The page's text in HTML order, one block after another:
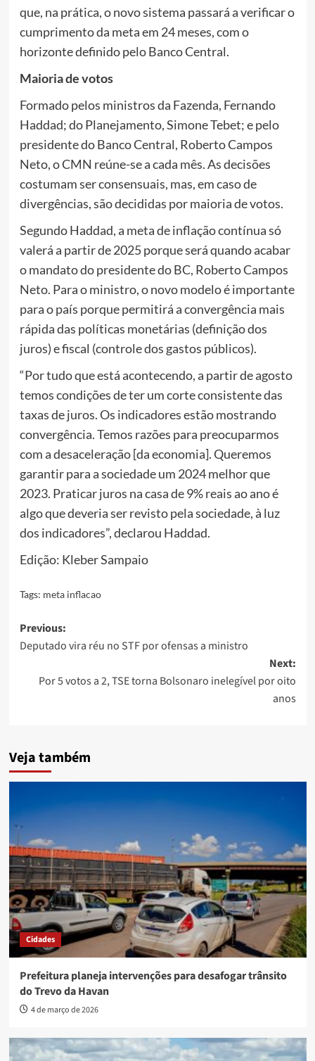
que, na prática, o novo sistema passará a verificar o
cumprimento da meta em 24 meses, com o
horizonte definido pelo Banco Central.
Maioria de votos
Formado pelos ministros da Fazenda, Fernando
Haddad; do Planejamento, Simone Tebet; e pelo
presidente do Banco Central, Roberto Campos
Neto, o CMN reúne-se a cada mês. As decisões
costumam ser consensuais, mas, em caso de
divergências, são decididas por maioria de votos.
Segundo Haddad, a meta de inflação contínua só
valerá a partir de 2025 porque será quando acabar
o mandato do presidente do BC, Roberto Campos
Neto. Para o ministro, o novo modelo é importante
para o país porque permitirá a convergência mais
rápida das políticas monetárias (definição dos
juros) e fiscal (controle dos gastos públicos).
“Por tudo que está acontecendo, a partir de agosto
temos condições de ter um corte consistente das
taxas de juros. Os indicadores estão mostrando
convergência. Temos razões para preocuparmos
com a desaceleração [da economia]. Queremos
garantir para a sociedade um 2024 melhor que
2023. Praticar juros na casa de 9% reais ao ano é
algo que deveria ser revisto pela sociedade, à luz
dos indicadores”, declarou Haddad.
Edição: Kleber Sampaio
Tags: meta inflacao
Post
navigation
Previous:
Deputado vira réu no STF por ofensas a ministro
Next:
Por 5 votos a 2, TSE torna Bolsonaro inelegível por oito
anos
Veja também
Cidades
Prefeitura planeja intervenções para desafogar trânsito
do Trevo da Havan
4 de março de 2026